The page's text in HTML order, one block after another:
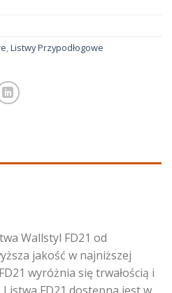
,Listwy Przypodłogowe
Wallstyl FD21 od
jakość w najniższej
wyróżnia się trwałością i